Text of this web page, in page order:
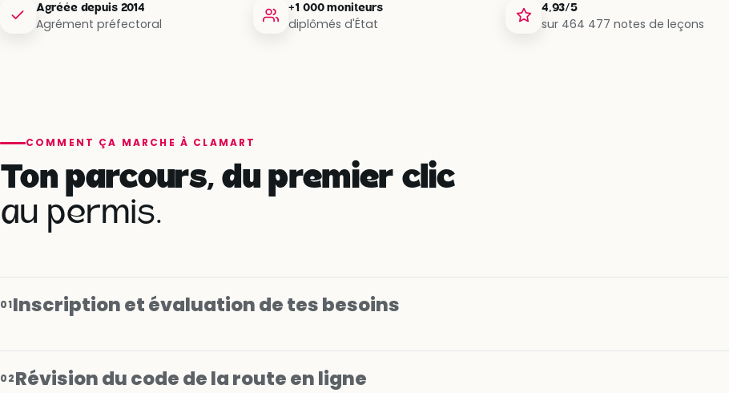
Agréée depuis 2014
Agrément préfectoral
+1 000 moniteurs
diplômés d'État
4,93/5
sur 464 477 notes de leçons
COMMENT ÇA MARCHE À CLAMART
Ton parcours, du premier clic
au permis.
01Inscription et évaluation de tes besoins
02Révision du code de la route en ligne